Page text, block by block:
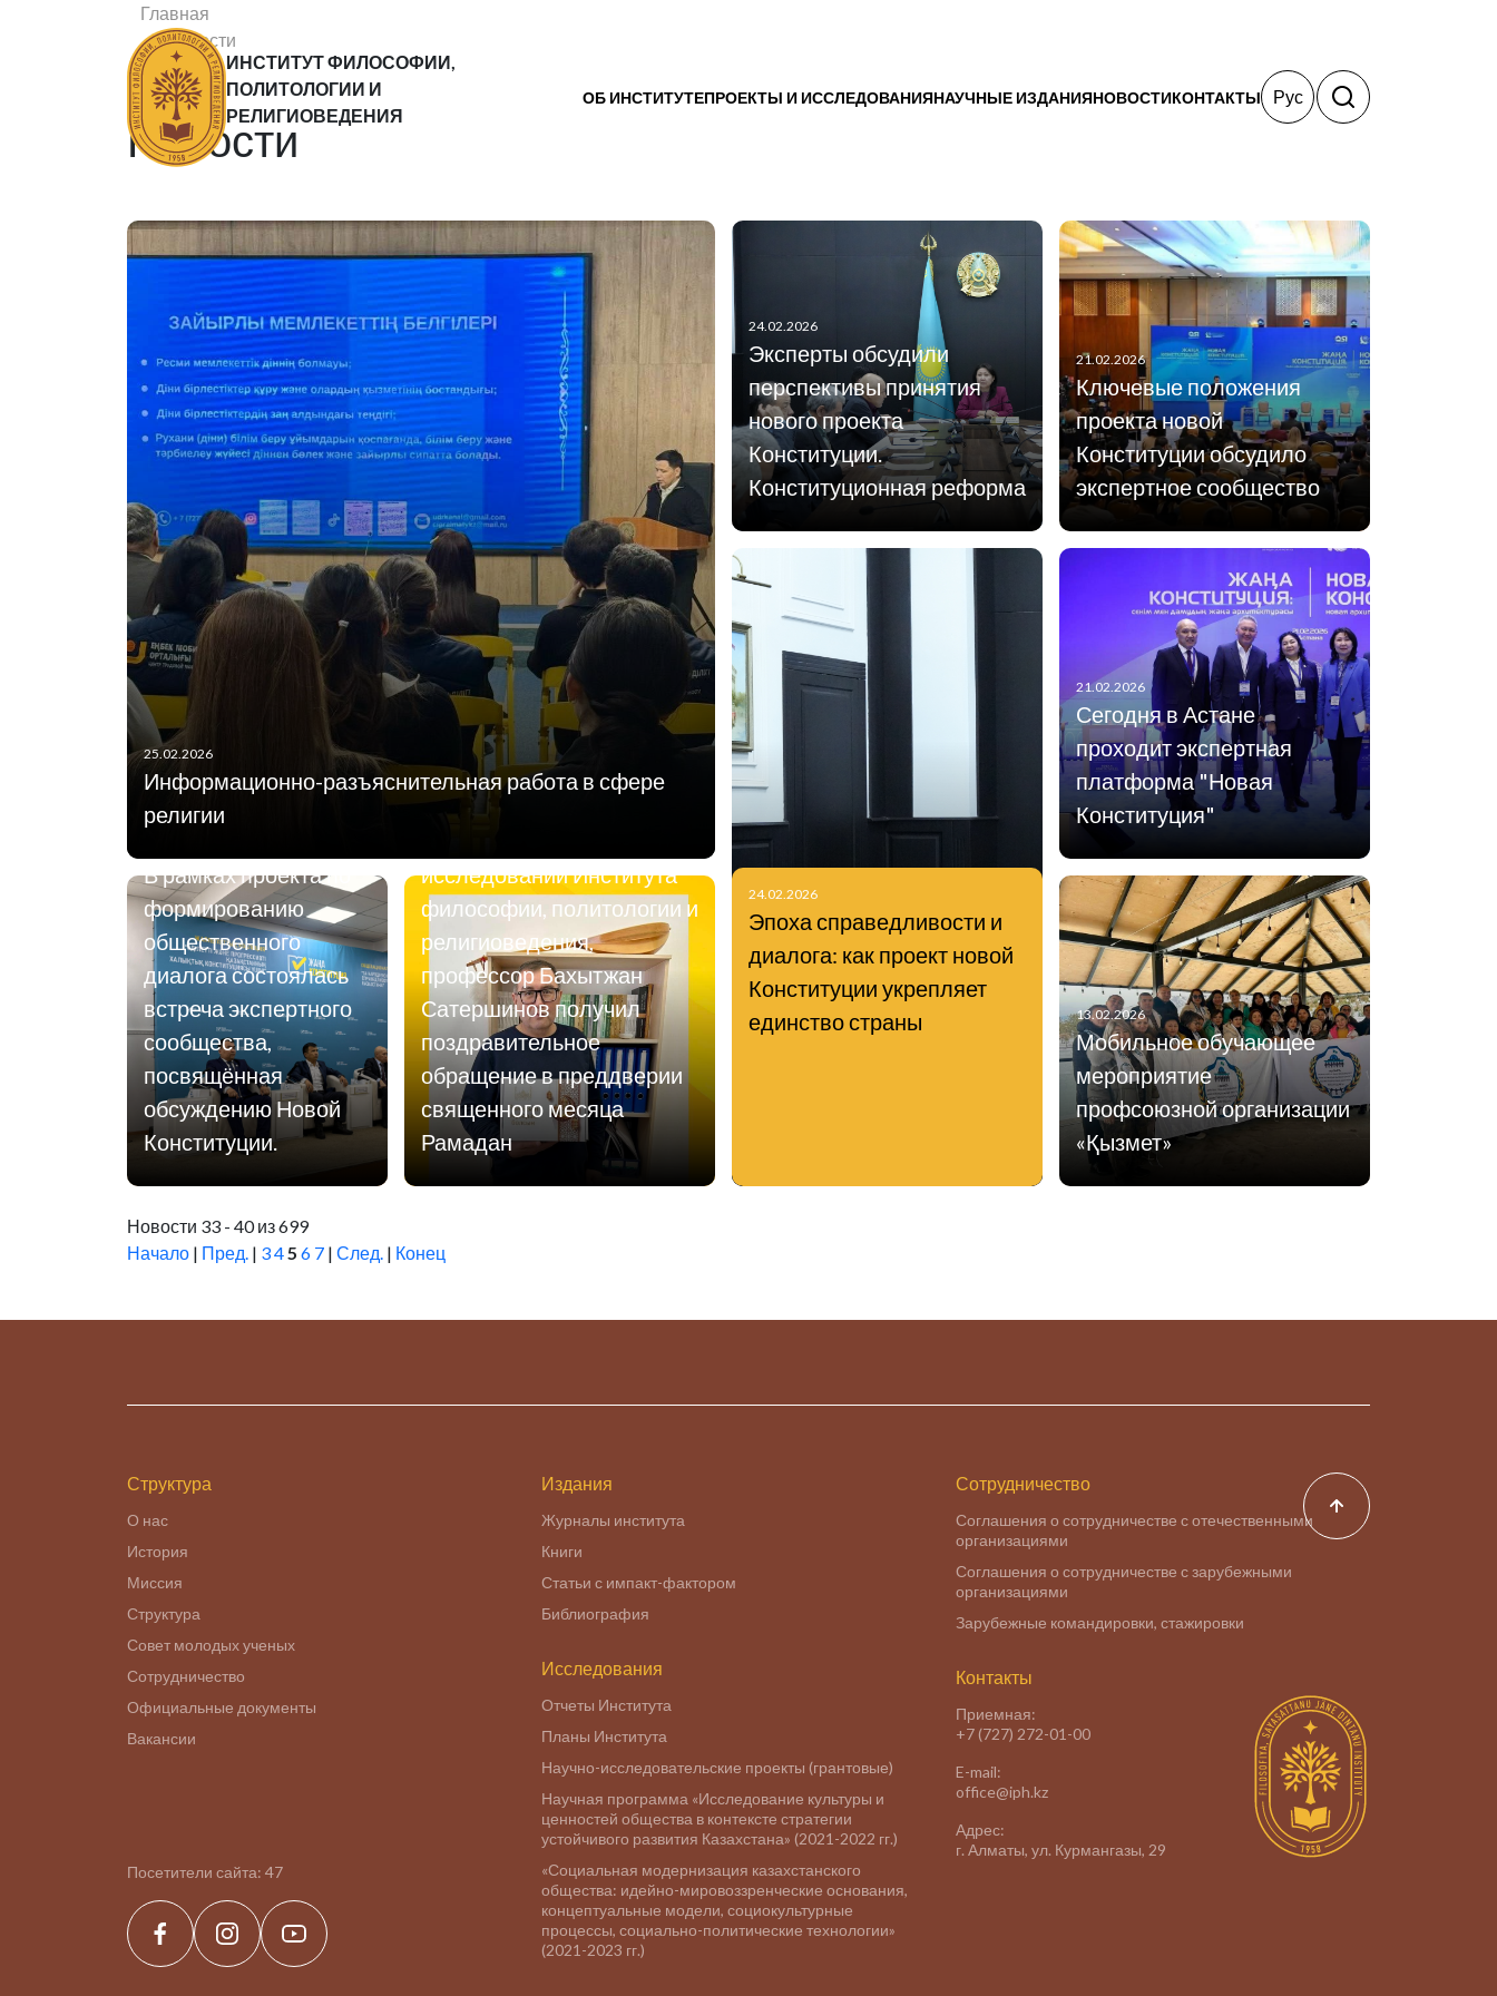
ИНСТИТУТ ФИЛОСОФИИ,
ПОЛИТОЛОГИИ И
РЕЛИГИОВЕДЕНИЯ
ОБ ИНСТИТУТЕПРОЕКТЫ И ИССЛЕДОВАНИЯНАУЧНЫЕ ИЗДАНИЯНОВОСТИКОНТАКТЫ Рус
Главная
Новости
Статьи
Новости
25.02.2026
Информационно-разъяснительная работа в сфере
религии
24.02.2026
Эпоха справедливости и
диалога: как проект новой
Конституции укрепляет
единство страны
24.02.2026
Эксперты обсудили
перспективы принятия
нового проекта
Конституции.
Конституционная реформа
21.02.2026
Ключевые положения
проекта новой
Конституции обсудило
экспертное сообщество
21.02.2026
Сегодня в Астане
проходит экспертная
платформа "Новая
Конституция"
В рамках проекта по
формированию
общественного
диалога состоялась
встреча экспертного
сообщества,
посвящённая
обсуждению Новой
Конституции.
17.02.2026
7 февраля 2026 года
главный научный
исследований Института
философии, политологии и
религиоведения,
профессор Бахытжан
Сатершинов получил
поздравительное
обращение в преддверии
священного месяца
Рамадан
13.02.2026
Мобильное обучающее
мероприятие
профсоюзной организации
«Қызмет»
Новости 33 - 40 из 699
Начало | Пред. | 345 6 7 | След. | Конец
Структура
О нас
История
Миссия
Структура
Совет молодых ученых
Сотрудничество
Официальные документы
Вакансии
Посетители сайта: 47
Издания
Журналы института
Книги
Статьи с импакт-фактором
Библиография
Исследования
Отчеты Института
Планы Института
Научно-исследовательские проекты (грантовые)
Научная программа «Исследование культуры и
ценностей общества в контексте стратегии
устойчивого развития Казахстана» (2021-2022 гг.)
«Социальная модернизация казахстанского
общества: идейно-мировоззренческие основания,
концептуальные модели, социокультурные
процессы, социально-политические технологии»
(2021-2023 гг.)
Сотрудничество
Соглашения о сотрудничестве с отечественными
организациями
Соглашения о сотрудничестве с зарубежными
организациями
Зарубежные командировки, стажировки
Контакты
Приемная:
+7 (727) 272-01-00
E-mail:
office@iph.kz
Адрес:
г. Алматы, ул. Курмангазы, 29